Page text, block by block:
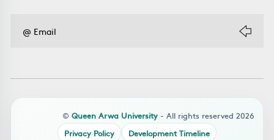
© Queen Arwa University - All rights reserved 2026
Privacy Policy
Development Timeline